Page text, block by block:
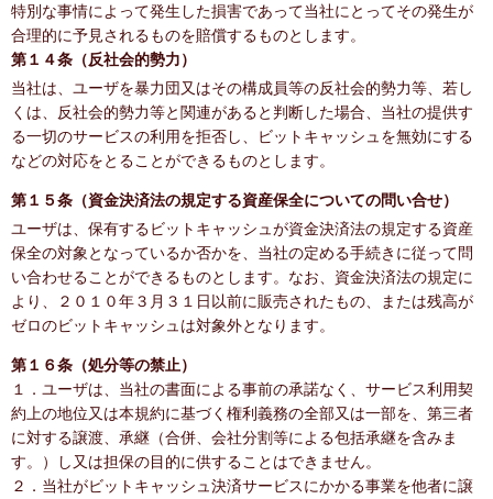
特別な事情によって発生した損害であって当社にとってその発生が
合理的に予見されるものを賠償するものとします。
第１４条（反社会的勢力）
当社は、ユーザを暴力団又はその構成員等の反社会的勢力等、若し
くは、反社会的勢力等と関連があると判断した場合、当社の提供す
る一切のサービスの利用を拒否し、ビットキャッシュを無効にする
などの対応をとることができるものとします。
第１５条（資金決済法の規定する資産保全についての問い合せ）
ユーザは、保有するビットキャッシュが資金決済法の規定する資産
保全の対象となっているか否かを、当社の定める手続きに従って問
い合わせることができるものとします。なお、資金決済法の規定に
より、２０１０年３月３１日以前に販売されたもの、または残高が
ゼロのビットキャッシュは対象外となります。
第１６条（処分等の禁止）
１．ユーザは、当社の書面による事前の承諾なく、サービス利用契
約上の地位又は本規約に基づく権利義務の全部又は一部を、第三者
に対する譲渡、承継（合併、会社分割等による包括承継を含みま
す。）し又は担保の目的に供することはできません。
２．当社がビットキャッシュ決済サービスにかかる事業を他者に譲